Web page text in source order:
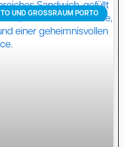
UND GROSSRAUM PORTO
SeiteSeiteSeiteSeiteSeiteSeiteSeite
SeiteSeite